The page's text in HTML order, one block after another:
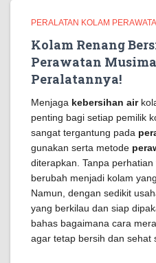
PERALATAN KOLAM
Kolam Renang
Perawatan
Peralatannya!
Menjaga kebersihan air
penting bagi setiap pemilik
sangat tergantung pada
gunakan serta metode
diterapkan. Tanpa
berubah menjadi kolam
Namun, dengan sedikit
yang berkilau dan siap
bahas bagaimana cara
agar tetap bersih dan sehat